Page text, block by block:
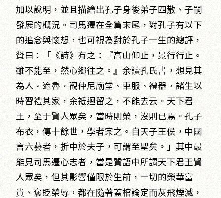
加以說明，並且描繪出孔子身後弟子四散、子嗣
發展的概況。司馬遷在全篇末尾，對孔子有以下
的追念與懷想，也可視為對於孔子一生的總評，
贊曰：「《詩》有之：『高山仰止，景行行止。
雖不能至，然心鄉往之。』余讀孔氏書，想見其
為人。適魯，觀仲尼廟堂、車服、禮器，諸生以
時習禮其家，余祗迴留之，不能去云。天下君
王，至于賢人眾矣，當時則榮，沒則已焉。孔子
布衣，傳十餘世，學者宗之。自天子王侯，中國
言六藝者，折中於夫子，可謂至聖矣。」其中最
能見司馬遷心志者，當是贊語中所謂天下君王賢
人眾矣，但其影響僅限於生前，一切的榮華富
貴、褒貶榮辱，都在隨著蓋棺論定而灰飛煙滅，